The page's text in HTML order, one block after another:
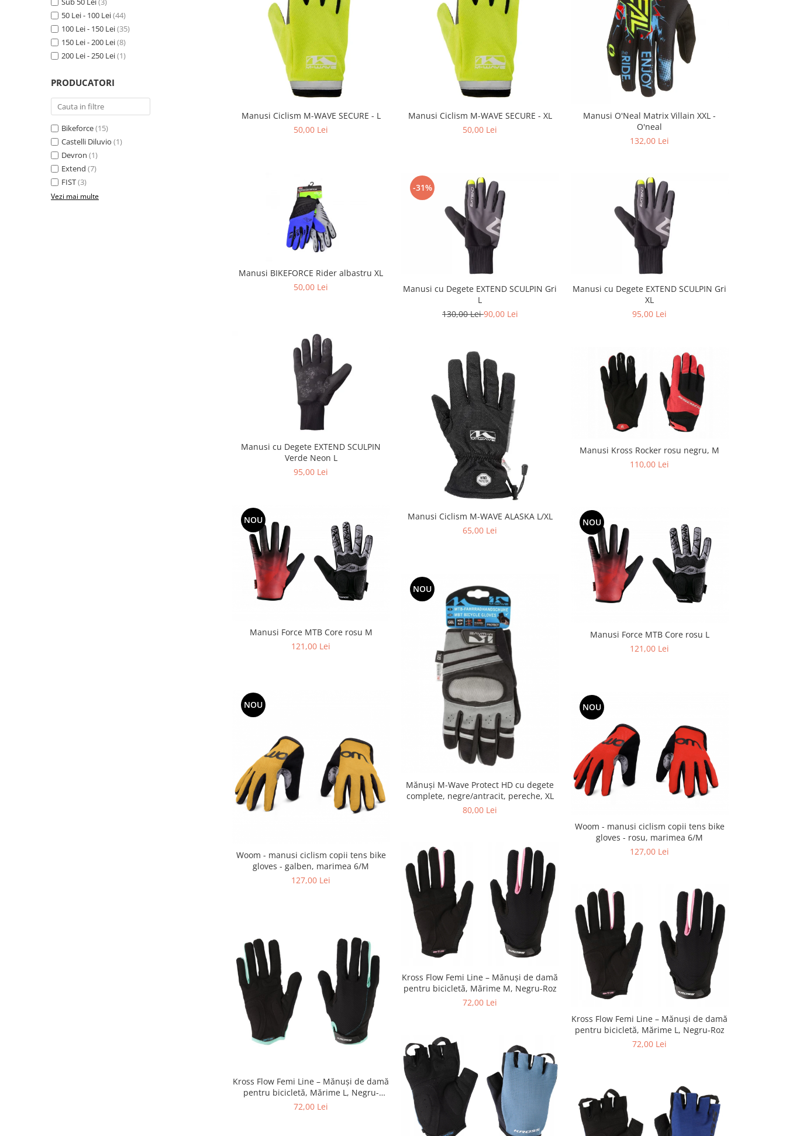
Saboti de frana
Schimbatoare viteze
Scule bicicleta
50 Lei - 100 Lei(44)
100 Lei - 150 Lei(35)
150 Lei - 200 Lei(8)
200 Lei - 250 Lei(1)
PRODUCATORI
Bikeforce(15)
Castelli Diluvio (1)
Devron (1)
Extend (7)
FIST(3)
Vezi mai multe
Manusi Ciclism M-WAVE SECURE - L
50,00 Lei
Manusi Ciclism M-WAVE SECURE - XL
50,00 Lei
Manusi O'Neal Matrix Villain XXL -
O'neal
132,00 Lei
Manusi BIKEFORCE Rider albastru XL
50,00 Lei
-31%
Manusi cu Degete EXTEND SCULPIN Gri
L
130,00 Lei90,00 Lei
Manusi cu Degete EXTEND SCULPIN Gri
XL
95,00 Lei
Manusi cu Degete EXTEND SCULPIN
Verde Neon L
95,00 Lei
Manusi Ciclism M-WAVE ALASKA L/XL
65,00 Lei
Manusi Kross Rocker rosu negru, M
110,00 Lei
NOU
Manusi Force MTB Core rosu M
121,00 Lei
NOU
Manusi Force MTB Core rosu L
121,00 Lei
NOU
Mănuși M-Wave Protect HD cu degete
complete, negre/antracit, pereche, XL
80,00 Lei
NOU
Woom - manusi ciclism copii tens bike
gloves - galben, marimea 6/M
127,00 Lei
NOU
Woom - manusi ciclism copii tens bike
gloves - rosu, marimea 6/M
127,00 Lei
Kross Flow Femi Line – Mănuși de damă
pentru bicicletă, Mărime M, Negru-Roz
72,00 Lei
Kross Flow Femi Line – Mănuși de damă
pentru bicicletă, Mărime L, Negru-Roz
72,00 Lei
Kross Flow Femi Line – Mănuși de damă
pentru bicicletă, Mărime L, Negru-
Turcoaz
72,00 Lei